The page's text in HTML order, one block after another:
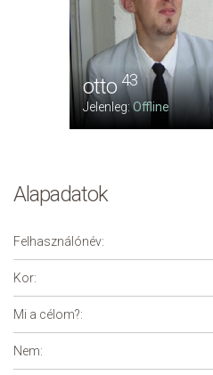
otto43
Jelenleg:Offline
Alapadatok
Felhasználónév:
Kor:
Mi a célom?:
Nem: